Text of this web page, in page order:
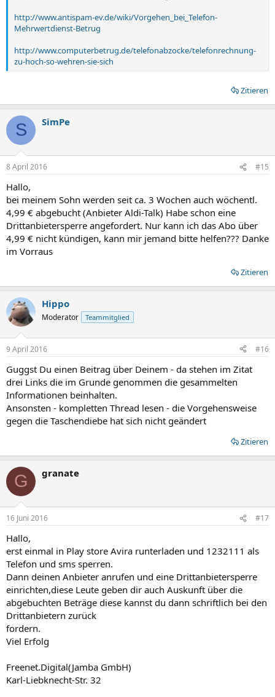
http://www.antispam-ev.de/wiki/Vorgehen_bei_Telefon-
Mehrwertdienst-Betrug
http://www.computerbetrug.de/telefonabzocke/telefonrechnung-
zu-hoch-so-wehren-sie-sich
Zitieren
S SimPe
8 April 2016 #15
Hallo,
bei meinem Sohn werden seit ca. 3 Wochen auch wöchentl.
4,99 € abgebucht (Anbieter Aldi-Talk) Habe schon eine
Drittanbietersperre angefordert. Nur kann ich das Abo über
4,99 € nicht kündigen, kann mir jemand bitte helfen??? Danke
im Vorraus
Zitieren
Hippo
Moderator Teammitglied
9 April 2016 #16
Guggst Du einen Beitrag über Deinem - da stehen im Zitat
drei Links die im Grunde genommen die gesammelten
Informationen beinhalten.
Ansonsten - kompletten Thread lesen - die Vorgehensweise
gegen die Taschendiebe hat sich nicht geändert
Zitieren
G granate
16 Juni 2016 #17
Hallo,
erst einmal in Play store Avira runterladen und 1232111 als
Telefon und sms sperren.
Dann deinen Anbieter anrufen und eine Drittanbietersperre
einrichten,diese Leute geben dir auch Auskunft über die
abgebuchten Beträge diese kannst du dann schriftlich bei den
Drittanbietern zurück
fordern.
Viel Erfolg
Freenet.Digital(Jamba GmbH)
Karl-Liebknecht-Str. 32